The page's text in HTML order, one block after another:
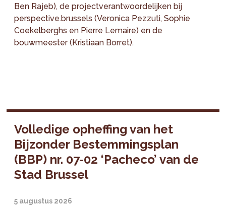
Ben Rajeb), de projectverantwoordelijken bij
perspective.brussels (Veronica Pezzuti, Sophie
Coekelberghs en Pierre Lemaire) en de
bouwmeester (Kristiaan Borret).
Volledige opheffing van het
Bijzonder Bestemmingsplan
(BBP) nr. 07-02 ‘Pacheco’ van de
Stad Brussel
5 augustus 2026